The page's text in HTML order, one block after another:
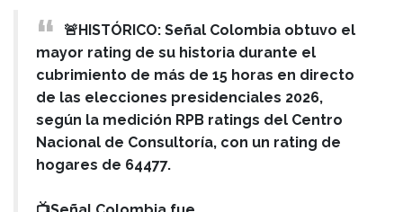
🚨HISTÓRICO: Señal Colombia obtuvo el
mayor rating de su historia durante el
cubrimiento de más de 15 horas en directo
de las elecciones presidenciales 2026,
según la medición RPB ratings del Centro
Nacional de Consultoría, con un rating de
hogares de 64477.